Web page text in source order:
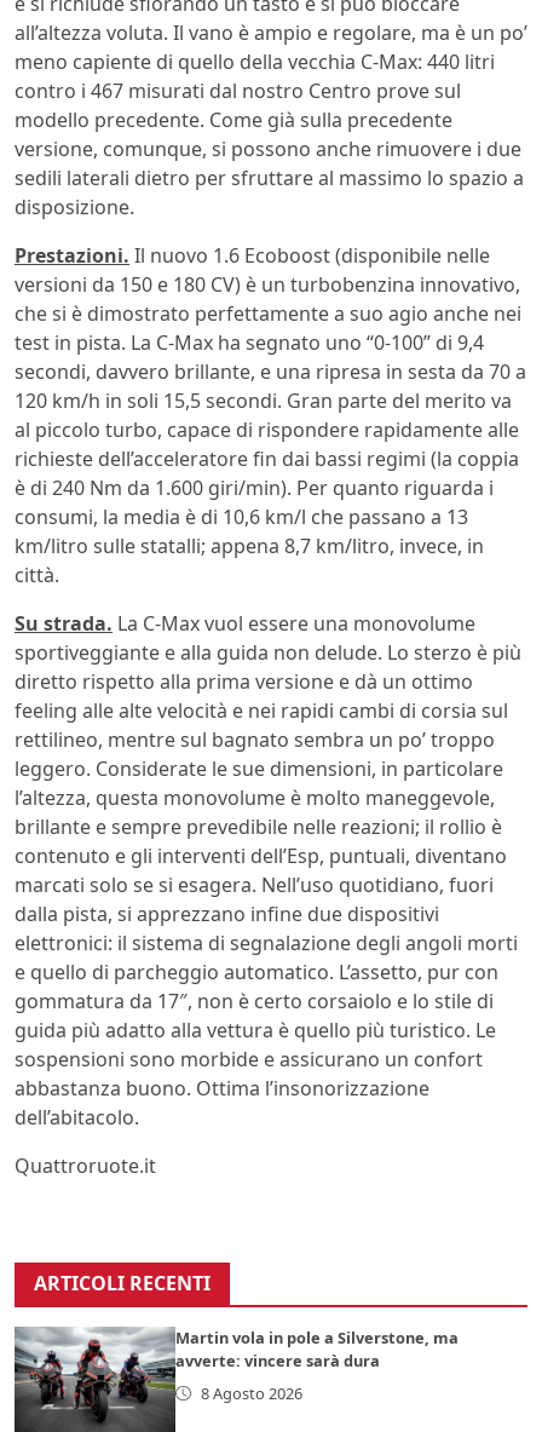
all’altezza voluta. Il vano è ampio e regolare, ma è un po’
meno capiente di quello della vecchia C-Max: 440 litri
contro i 467 misurati dal nostro Centro prove sul
modello precedente. Come già sulla precedente
versione, comunque, si possono anche rimuovere i due
sedili laterali dietro per sfruttare al massimo lo spazio a
disposizione.
Prestazioni. Il nuovo 1.6 Ecoboost (disponibile nelle
versioni da 150 e 180 CV) è un turbobenzina innovativo,
che si è dimostrato perfettamente a suo agio anche nei
test in pista. La C-Max ha segnato uno “0-100” di 9,4
secondi, davvero brillante, e una ripresa in sesta da 70 a
120 km/h in soli 15,5 secondi. Gran parte del merito va
al piccolo turbo, capace di rispondere rapidamente alle
richieste dell’acceleratore fin dai bassi regimi (la coppia
è di 240 Nm da 1.600 giri/min). Per quanto riguarda i
consumi, la media è di 10,6 km/l che passano a 13
km/litro sulle statalli; appena 8,7 km/litro, invece, in
città.
Su strada. La C-Max vuol essere una monovolume
sportiveggiante e alla guida non delude. Lo sterzo è più
diretto rispetto alla prima versione e dà un ottimo
feeling alle alte velocità e nei rapidi cambi di corsia sul
rettilineo, mentre sul bagnato sembra un po’ troppo
leggero. Considerate le sue dimensioni, in particolare
l’altezza, questa monovolume è molto maneggevole,
brillante e sempre prevedibile nelle reazioni; il rollio è
contenuto e gli interventi dell’Esp, puntuali, diventano
marcati solo se si esagera. Nell’uso quotidiano, fuori
dalla pista, si apprezzano infine due dispositivi
elettronici: il sistema di segnalazione degli angoli morti
e quello di parcheggio automatico. L’assetto, pur con
gommatura da 17″, non è certo corsaiolo e lo stile di
guida più adatto alla vettura è quello più turistico. Le
sospensioni sono morbide e assicurano un confort
abbastanza buono. Ottima l’insonorizzazione
dell’abitacolo.
Quattroruote.it
ARTICOLI RECENTI
Martin vola in pole a Silverstone, ma
avverte: vincere sarà dura
8 Agosto 2026